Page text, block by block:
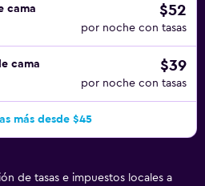
cama
$52
por noche con tasas
cama
$39
por noche con tasas
más desde $45
de tasas e impuestos locales a